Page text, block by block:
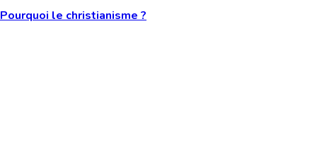
Pourquoi le christianisme ?